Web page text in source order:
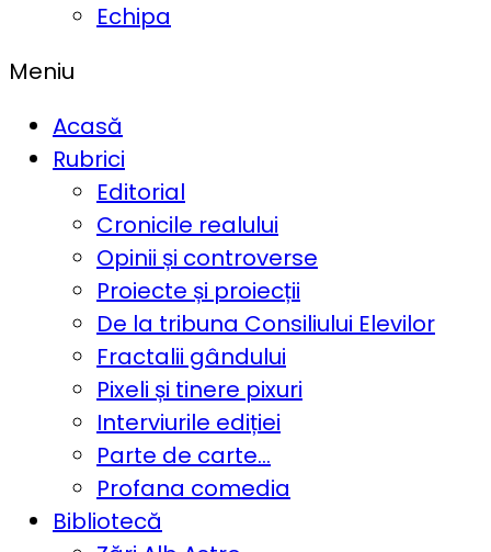
Echipa
Meniu
Acasă
Rubrici
Editorial
Cronicile realului
Opinii și controverse
Proiecte și proiecții
De la tribuna Consiliului Elevilor
Fractalii gândului
Pixeli și tinere pixuri
Interviurile ediției
Parte de carte…
Profana comedia
Bibliotecă